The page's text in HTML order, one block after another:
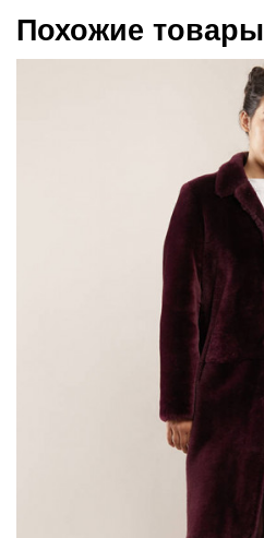
Похожие товары